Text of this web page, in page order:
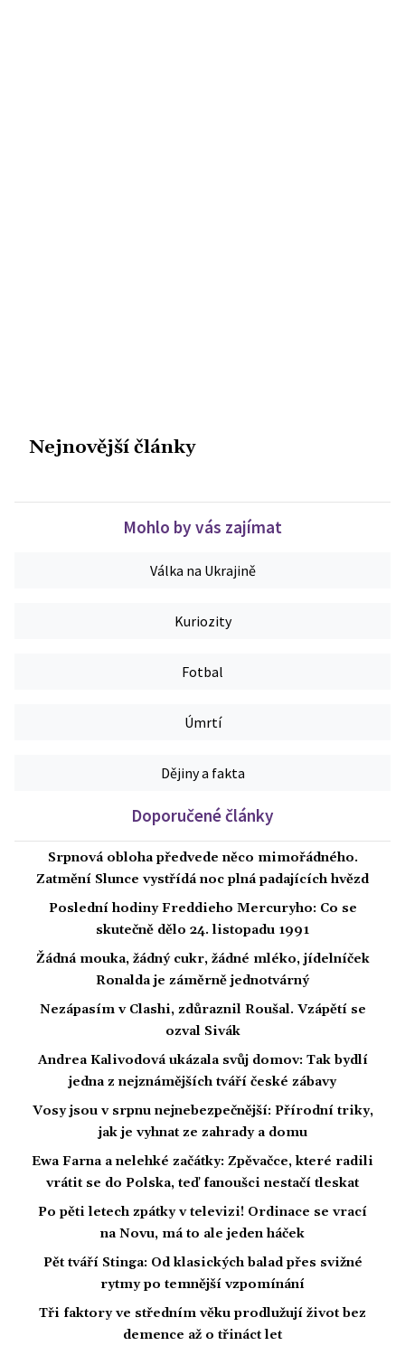
Nejnovější články
Mohlo by vás zajímat
Válka na Ukrajině
Kuriozity
Fotbal
Úmrtí
Dějiny a fakta
Doporučené články
Srpnová obloha předvede něco mimořádného.
Zatmění Slunce vystřídá noc plná padajících hvězd
Poslední hodiny Freddieho Mercuryho: Co se
skutečně dělo 24. listopadu 1991
Žádná mouka, žádný cukr, žádné mléko, jídelníček
Ronalda je záměrně jednotvárný
Nezápasím v Clashi, zdůraznil Roušal. Vzápětí se
ozval Sivák
Andrea Kalivodová ukázala svůj domov: Tak bydlí
jedna z nejznámějších tváří české zábavy
Vosy jsou v srpnu nejnebezpečnější: Přírodní triky,
jak je vyhnat ze zahrady a domu
Ewa Farna a nelehké začátky: Zpěvačce, které radili
vrátit se do Polska, teď fanoušci nestačí tleskat
Po pěti letech zpátky v televizi! Ordinace se vrací
na Novu, má to ale jeden háček
Pět tváří Stinga: Od klasických balad přes svižné
rytmy po temnější vzpomínání
Tři faktory ve středním věku prodlužují život bez
demence až o třináct let